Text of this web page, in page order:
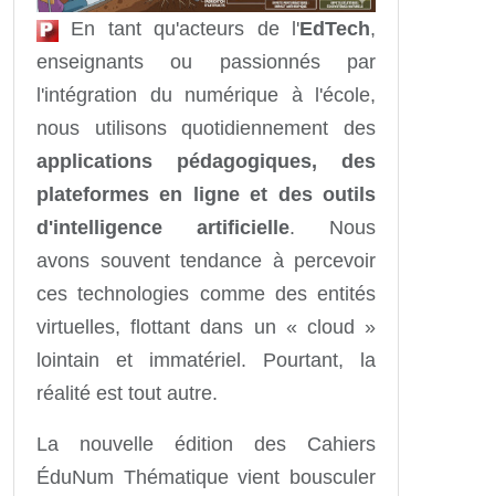
En tant qu'acteurs de l'EdTech,
enseignants ou passionnés par
l'intégration du numérique à l'école,
nous utilisons quotidiennement des
applications pédagogiques, des
plateformes en ligne et des outils
d'intelligence artificielle. Nous
avons souvent tendance à percevoir
ces technologies comme des entités
virtuelles, flottant dans un « cloud »
lointain et immatériel. Pourtant, la
réalité est tout autre.
La nouvelle édition des Cahiers
ÉduNum Thématique vient bousculer